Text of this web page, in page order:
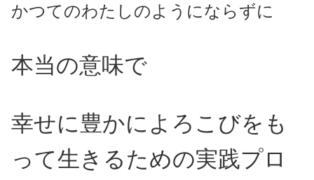
かつてのわたしのようにならずに
本当の意味で
幸せに豊かによろこびをも
って生きるための実践プロ